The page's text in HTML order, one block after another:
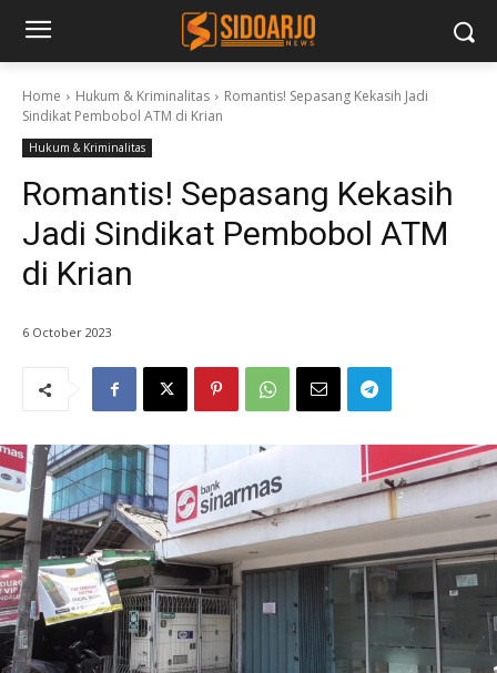
Home Hukum & Kriminalitas
Romantis! Sepasang Kekasih Jadi
Sindikat Pembobol ATM di Krian
Hukum & Kriminalitas
Romantis! Sepasang Kekasih
Jadi Sindikat Pembobol ATM
di Krian
6 October 2023